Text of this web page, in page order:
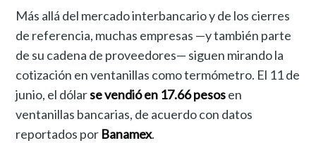
Más allá del mercado interbancario y de los cierres
de referencia, muchas empresas —y también parte
de su cadena de proveedores— siguen mirando la
cotización en ventanillas como termómetro. El 11 de
junio, el dólarse vendió en 17.66 pesosen
ventanillas bancarias, de acuerdo con datos
reportados por Banamex.